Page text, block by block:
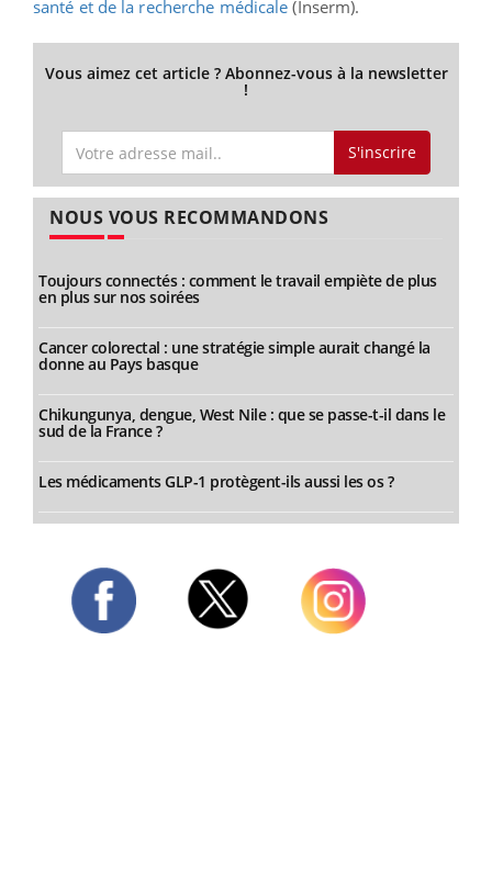
santé et de la recherche médicale (Inserm).
Vous aimez cet article ? Abonnez-vous à la newsletter
!
S'inscrire
NOUS VOUS RECOMMANDONS
Toujours connectés : comment le travail empiète de plus
en plus sur nos soirées
Cancer colorectal : une stratégie simple aurait changé la
donne au Pays basque
Chikungunya, dengue, West Nile : que se passe-t-il dans le
sud de la France ?
Les médicaments GLP-1 protègent-ils aussi les os ?